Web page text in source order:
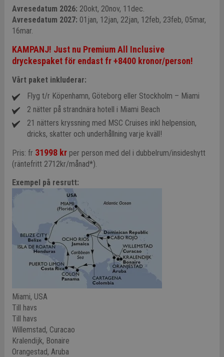
Avresedatum 2026: 20okt, 20nov, 11dec.
Avresedatum 2027: 01jan, 12jan, 22jan, 12feb, 23feb, 05mar,
16mar.
KAMPANJ! Just nu Premium All Inclusive
dryckespaket för endast fr +8400 kronor/person!
Vårt paket inkluderar:
Flyg t/r Köpenhamn, Göteborg eller Stockholm – Miami
2 nätter på strandnära hotell i Miami Beach
21 nätters kryssning med MSC Cruises inkl helpension,
dricks, skatter och underhållning varje kväll!
Pris: fr 31998 krper person med del i dubbelrum/insideshytt
(räntefritt 2712kr/månad*).
Exempel på resrutt:
Miami, USA
Till havs
Till havs
Willemstad, Curacao
Kralendijk, Bonaire
Orangestad, Aruba